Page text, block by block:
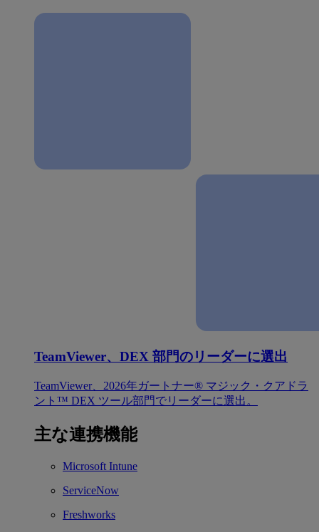
TeamViewer、DEX 部門のリーダーに選出
TeamViewer、2026年ガートナー® マジック・クアドラ
ント™ DEX ツール部門でリーダーに選出。
主な連携機能
Microsoft Intune
ServiceNow
Freshworks